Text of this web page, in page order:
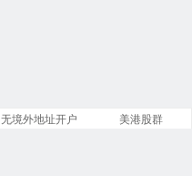
无境外地址开户 美港股群